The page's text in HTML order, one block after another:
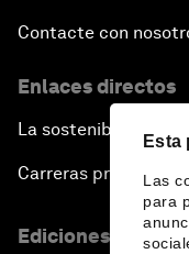
Esta
Las
para
Contacte con
Enlaces directos
La sostenibilidad en
Carreras
Ediciones en